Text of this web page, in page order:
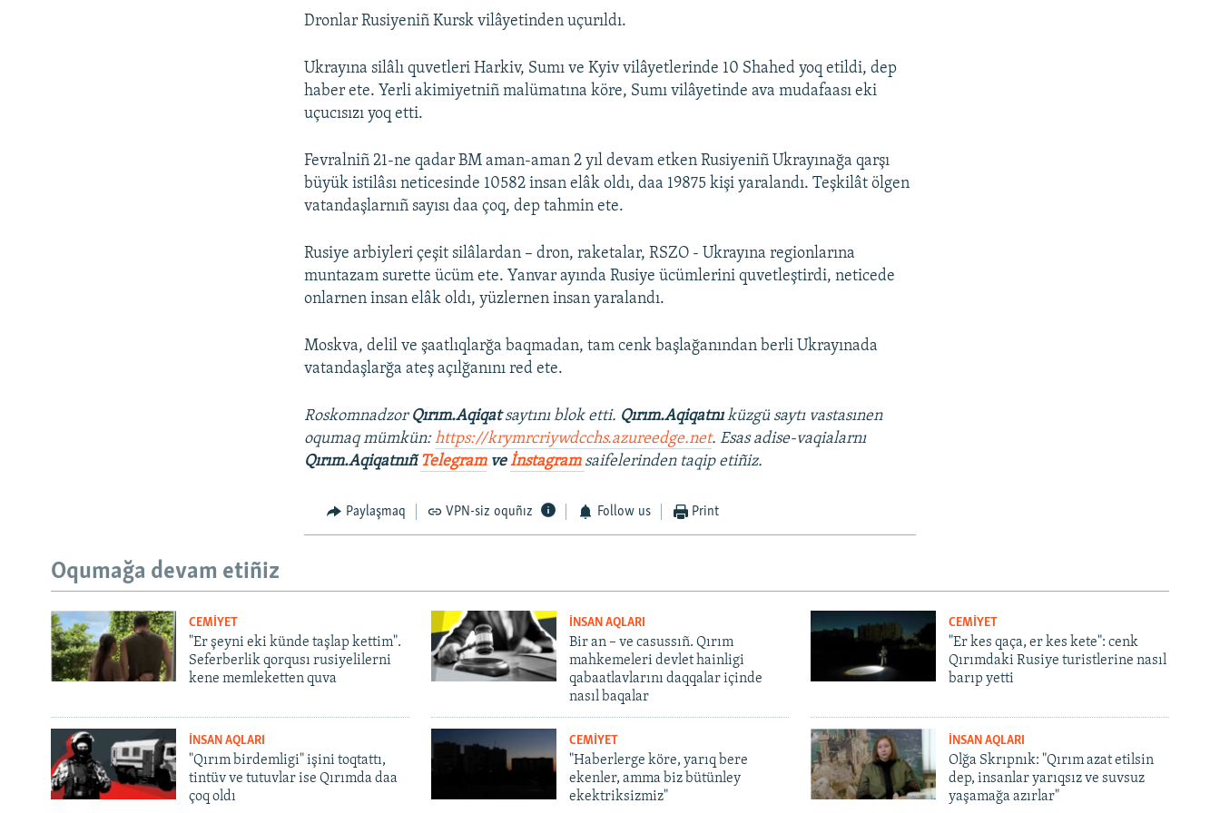
Dronlar Rusiyeniñ Kursk vilâyetinden uçurıldı.
Ukrayına silâlı quvetleri Harkiv, Sumı ve Kyiv vilâyetlerinde 10 Shahed yoq etildi, dep
haber ete. Yerli akimiyetniñ malümatına köre, Sumı vilâyetinde ava mudafaası eki
uçucısızı yoq etti.
Fevralniñ 21-ne qadar BM aman-aman 2 yıl devam etken Rusiyeniñ Ukrayınağa qarşı
büyük istilâsı neticesinde 10582 insan elâk oldı, daa 19875 kişi yaralandı. Teşkilât ölgen
vatandaşlarnıñ sayısı daa çoq, dep tahmin ete.
Rusiye arbiyleri çeşit silâlardan – dron, raketalar, RSZO - Ukrayına regionlarına
muntazam surette ücüm ete. Yanvar ayında Rusiye ücümlerini quvetleştirdi, neticede
onlarnen insan elâk oldı, yüzlernen insan yaralandı.
Moskva, delil ve şaatlıqlarğa baqmadan, tam cenk başlağanından berli Ukrayınada
vatandaşlarğa ateş açılğanını red ete.
Roskomnadzor Qırım.Aqiqatsaytını blok etti. Qırım.Aqiqatnıküzgü saytı vastasınen
oqumaq mümkün:https://krymrcriywdcchs.azureedge.net. Esas adise-vaqialarnı
Qırım.Aqiqatnıñ Telegramveİnstagram saifelerinden taqip etiñiz.
Paylaşmaq VPN-siz oquñız Follow us Print
Oqumağa devam etiñiz
CEMİYET
"Er şeyni eki künde taşlap kettim".
Seferberlik qorqusı rusiyelilerni
kene memleketten quva
İNSAN AQLARI
Bir an – ve casussıñ. Qırım
mahkemeleri devlet hainligi
qabaatlavlarını daqqalar içinde
nasıl baqalar
CEMİYET
"Er kes qaça, er kes kete": cenk
Qırımdaki Rusiye turistlerine nasıl
barıp yetti
İNSAN AQLARI
"Qırım birdemligi" işini toqtattı,
tintüv ve tutuvlar ise Qırımda daa
çoq oldı
CEMİYET
"Haberlerge köre, yarıq bere
ekenler, amma biz bütünley
ekektriksizmiz"
İNSAN AQLARI
Olğa Skrıpnık: "Qırım azat etilsin
dep, insanlar yarıqsız ve suvsuz
yaşamağa azırlar"